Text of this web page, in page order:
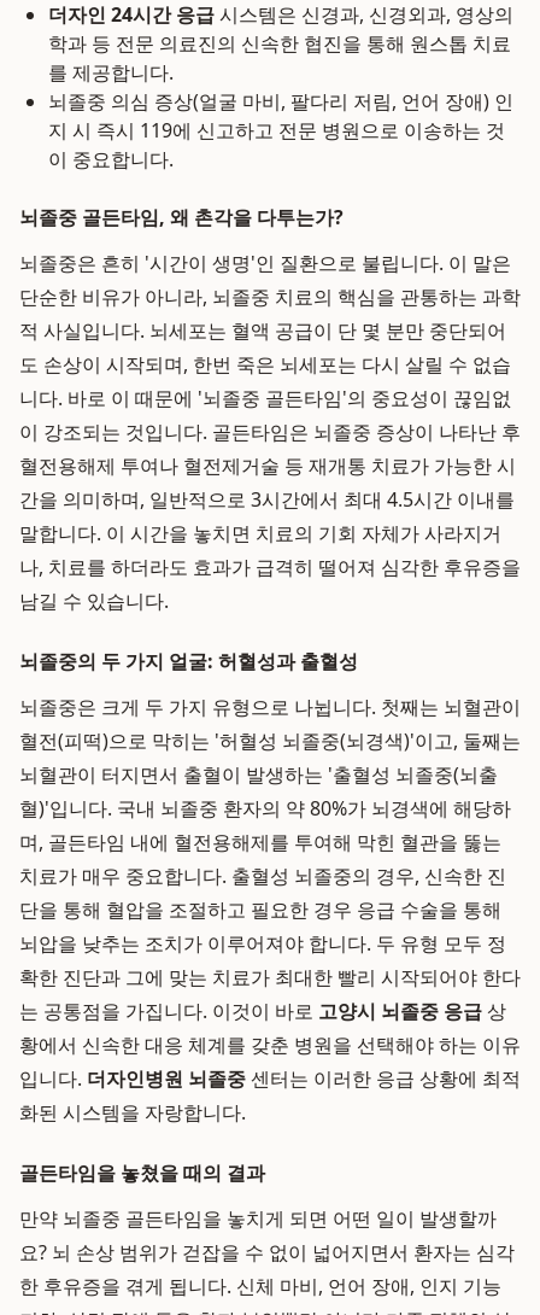
더자인 24시간 응급시스템은 신경과, 신경외과, 영상의
학과 등 전문 의료진의 신속한 협진을 통해 원스톱 치료
를 제공합니다.
뇌졸중 의심 증상(얼굴 마비, 팔다리 저림, 언어 장애) 인
지 시 즉시 119에 신고하고 전문 병원으로 이송하는 것
이 중요합니다.
뇌졸중 골든타임, 왜 촌각을 다투는가?
뇌졸중은 흔히 '시간이 생명'인 질환으로 불립니다. 이 말은
단순한 비유가 아니라, 뇌졸중 치료의 핵심을 관통하는 과학
적 사실입니다. 뇌세포는 혈액 공급이 단 몇 분만 중단되어
도 손상이 시작되며, 한번 죽은 뇌세포는 다시 살릴 수 없습
니다. 바로 이 때문에 '뇌졸중 골든타임'의 중요성이 끊임없
이 강조되는 것입니다. 골든타임은 뇌졸중 증상이 나타난 후
혈전용해제 투여나 혈전제거술 등 재개통 치료가 가능한 시
간을 의미하며, 일반적으로 3시간에서 최대 4.5시간 이내를
말합니다. 이 시간을 놓치면 치료의 기회 자체가 사라지거
나, 치료를 하더라도 효과가 급격히 떨어져 심각한 후유증을
남길 수 있습니다.
뇌졸중의 두 가지 얼굴: 허혈성과 출혈성
뇌졸중은 크게 두 가지 유형으로 나뉩니다. 첫째는 뇌혈관이
혈전(피떡)으로 막히는 '허혈성 뇌졸중(뇌경색)'이고, 둘째는
뇌혈관이 터지면서 출혈이 발생하는 '출혈성 뇌졸중(뇌출
혈)'입니다. 국내 뇌졸중 환자의 약 80%가 뇌경색에 해당하
며, 골든타임 내에 혈전용해제를 투여해 막힌 혈관을 뚫는
치료가 매우 중요합니다. 출혈성 뇌졸중의 경우, 신속한 진
단을 통해 혈압을 조절하고 필요한 경우 응급 수술을 통해
뇌압을 낮추는 조치가 이루어져야 합니다. 두 유형 모두 정
확한 진단과 그에 맞는 치료가 최대한 빨리 시작되어야 한다
는 공통점을 가집니다. 이것이 바로 고양시 뇌졸중 응급상
황에서 신속한 대응 체계를 갖춘 병원을 선택해야 하는 이유
입니다. 더자인병원 뇌졸중센터는 이러한 응급 상황에 최적
화된 시스템을 자랑합니다.
골든타임을 놓쳤을 때의 결과
만약 뇌졸중 골든타임을 놓치게 되면 어떤 일이 발생할까
요? 뇌 손상 범위가 걷잡을 수 없이 넓어지면서 환자는 심각
한 후유증을 겪게 됩니다. 신체 마비, 언어 장애, 인지 기능